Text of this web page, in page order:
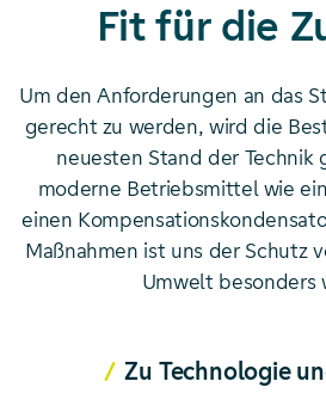
Fit für die
Um den Anforderungen an das
gerecht zu werden, wird die
neuesten Stand der Technik
moderne Betriebs­mittel wie
einen
Maßnahmen ist uns der Schutz
Umwelt besonders
Zu Technologie